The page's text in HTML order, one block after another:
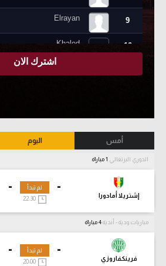
أمس اليوم
الدوري البرتغالي
-
إشتريلا أمادورا
- لم تبدأ
مباريات ودية - أندية
-
فرينكفاروزي
- لم تبدأ